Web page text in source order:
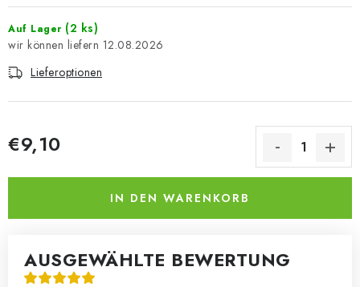
Über uns Meine Bestellung
Kontakte
Versand und Bezahlung
Großhandel
Auf Lager (2 ks)
12.08.2026
Lieferoptionen
€9,10
IN DEN WARENKORB
AUSGEWÄHLTE BEWERTUNG